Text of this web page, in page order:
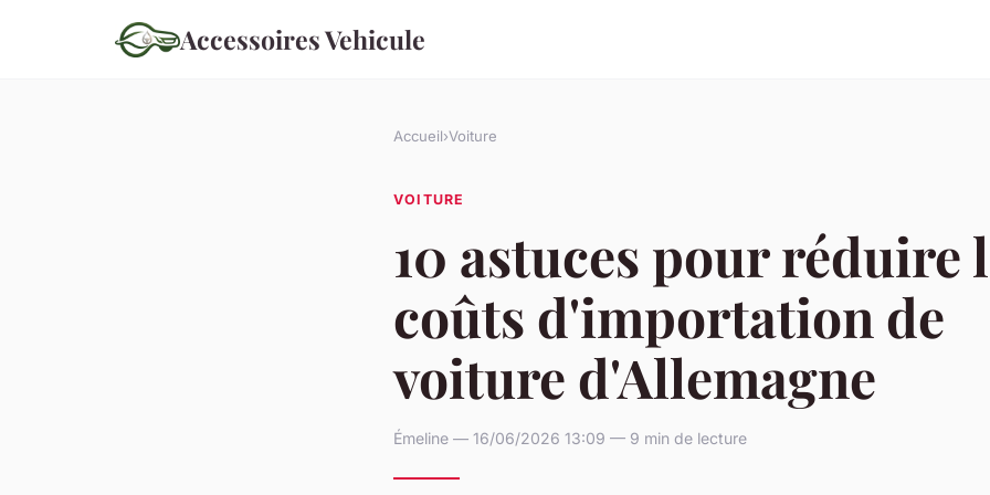
Accessoires Vehicule
Accueil›Voiture
VOITURE
10 astuces pour réduire
coûts d'importation de
voiture d'Allemagne
Émeline — 16/06/2026 13:09 — 9 min de lecture